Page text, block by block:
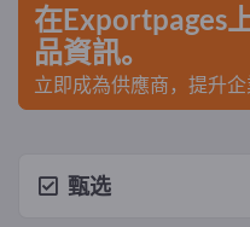
在Exportpages
品資訊。
立即成為供應商，提升
甄选